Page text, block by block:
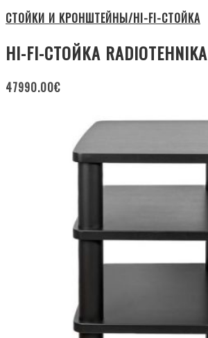
СТОЙКИ И КРОНШТЕЙНЫ/HI-FI-СТОЙКА
HI-FI-СТОЙКА RADIOTEHNIKA
47990.00€